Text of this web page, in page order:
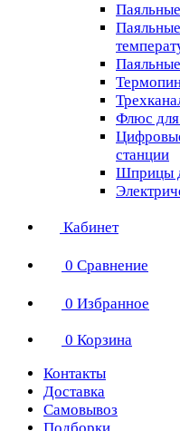
Флюс
станции
Шприцы
Кабинет
0 Сравнение
0 Избранное
0 Корзина
Контакты
Доставка
Самовывоз
Подборки